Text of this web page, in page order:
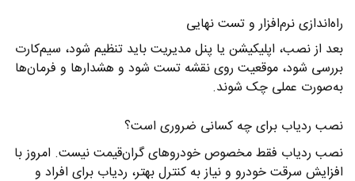
راه‌اندازی نرم‌افزار و تست نهایی
بعد از نصب، اپلیکیشن یا پنل مدیریت باید تنظیم شود، سیم‌کارت
بررسی شود، موقعیت روی نقشه تست شود و هشدارها و فرمان‌ها
به‌صورت عملی چک شوند.
نصب ردیاب برای چه کسانی ضروری است؟
نصب ردیاب فقط مخصوص خودروهای گران‌قیمت نیست. امروز با
افزایش سرقت خودرو و نیاز به کنترل بهتر، ردیاب برای افراد و